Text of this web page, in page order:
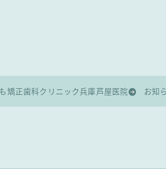
矯正歯科クリニック兵庫芦屋医院 お知